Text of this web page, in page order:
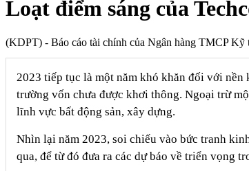
Loạt điểm sáng của
(KDPT) - Báo cáo tài chính của Ngân hàng TMCP
2023 tiếp tục là một năm khó khăn đối với
trường vốn chưa được khơi thông. Ngoại trừ
lĩnh vực bất động sản, xây dựng.
Nhìn lại năm 2023, soi chiếu vào bức tranh
qua, để từ đó đưa ra các dự báo về triển vọng